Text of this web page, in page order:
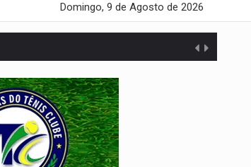
Domingo, 9 de Agosto de 2026